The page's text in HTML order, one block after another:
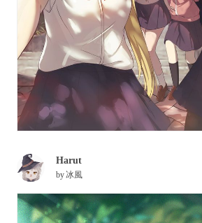
Harut
by 冰風